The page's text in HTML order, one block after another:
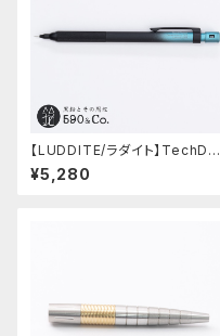
【LUDDITE/ラダイト】TechDra
w2 グラデーションモデル (LDB
-MP2GB1-05)
¥5,280